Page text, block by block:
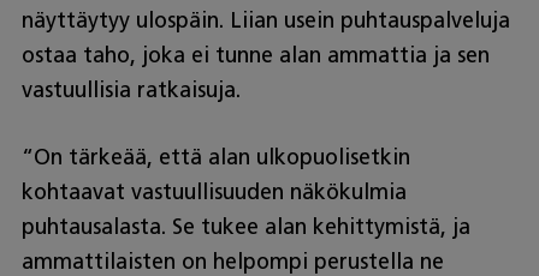
näyttäytyy ulospäin. Liian usein puhtauspalveluja
ostaa taho, joka ei tunne alan ammattia ja sen
vastuullisia ratkaisuja.
“On tärkeää, että alan ulkopuolisetkin
kohtaavat vastuullisuuden näkökulmia
puhtausalasta. Se tukee alan kehittymistä, ja
ammattilaisten on helpompi perustella ne